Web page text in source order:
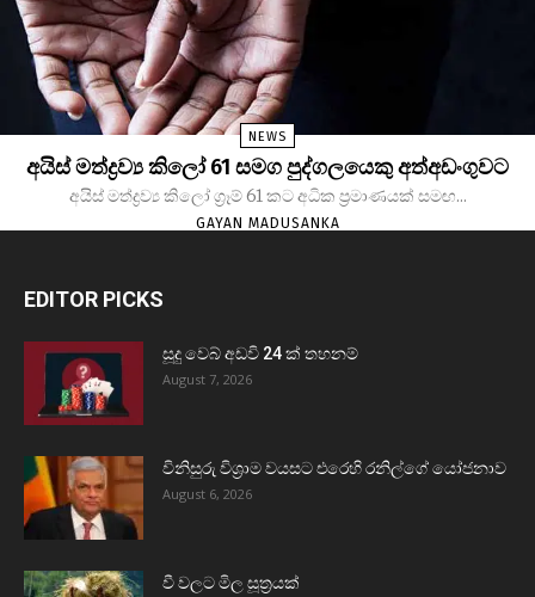
NEWS
අයිස් මත්ද්‍රව්‍ය කිලෝ 61 සමග පුද්ගලයෙකු අත්අඩංගුවට
අයිස් මත්ද්‍රව්‍ය කිලෝ ග්‍රෑම් 61 කට අධික ප්‍රමාණයක් සමඟ...
GAYAN MADUSANKA
EDITOR PICKS
සූදු වෙබ් අඩවි 24 ක් තහනම්
August 7, 2026
විනිසුරු විශ්‍රාම වයසට එරෙහි රනිල්ගේ යෝජනාව
August 6, 2026
වී වලට මිල සූත්‍රයක්